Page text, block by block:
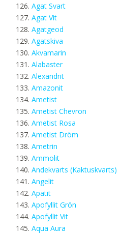
Agat Svart
Agat Vit
Agatgeod
Agatskiva
Akvamarin
Alabaster
Alexandrit
Amazonit
Ametist
Ametist Chevron
Ametist Rosa
Ametist Dröm
Ametrin
Ammolit
Andekvarts (Kaktuskvarts)
Angelit
Apatit
Apofyllit Grön
Apofyllit Vit
Aqua Aura